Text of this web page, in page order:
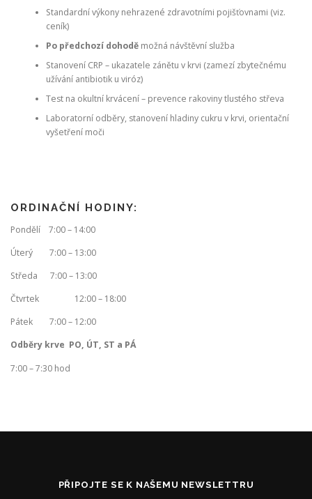
Standardní výkony nehrazené zdravotními pojišťovnami (viz.
ceník)
Po předchozí dohoděmožná návštěvní služba
Stanovení CRP – ukazatele zánětu v krvi (zamezí zbytečnému
užívání antibiotik u viróz)
Test na okultní krvácení – prevence rakoviny tlustého střeva
Laboratorní odběry, stanovení hladiny cukru v krvi, orientační
vyšetření moči
ORDINAČNÍ HODINY:
Pondělí 7:00 – 14:00
Úterý 7:00 – 13:00
Středa 7:00 – 13:00
Čtvrtek 12:00 – 18:00
Pátek 7:00 – 12:00
Odběry krve PO, ÚT, ST a PÁ
7:00 – 7:30 hod
PŘIPOJTE SE K NAŠEMU NEWSLETTRU